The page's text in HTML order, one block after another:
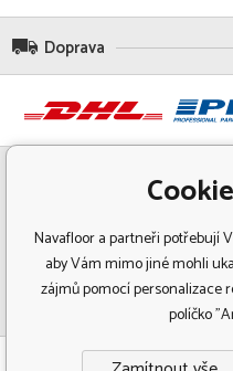
Doprava
© Copyright 2018 Navafloor -
Navafloor a partneři potřebují
aby Vám mimo jiné mohli
zájmů pomocí personalizace
políčko